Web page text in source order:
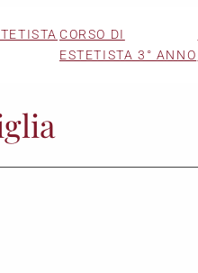
CORSO DI
ESTETISTA 3° ANNO